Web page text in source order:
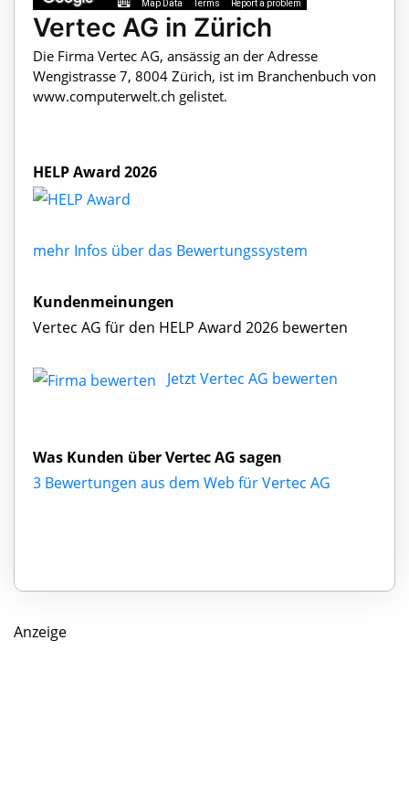
Map Data Terms Report a problem
Vertec AG in Zürich
Die Firma Vertec AG, ansässig an der Adresse
Wengistrasse 7, 8004 Zürich, ist im Branchenbuch von
www.computerwelt.ch gelistet.
HELP Award 2026
mehr Infos über das Bewertungssystem
Kundenmeinungen
Vertec AG für den HELP Award 2026 bewerten
Jetzt Vertec AG bewerten
Was Kunden über Vertec AG sagen
3 Bewertungen aus dem Web für Vertec AG
Anzeige